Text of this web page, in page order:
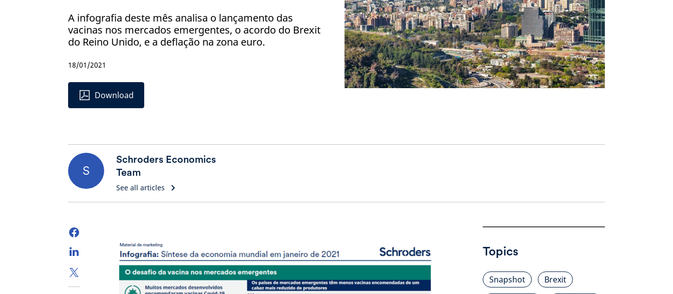
A infografia deste mês analisa o lançamento das
vacinas nos mercados emergentes, o acordo do Brexit
do Reino Unido, e a deflação na zona euro.
18/01/2021
Download
S
Schroders Economics
Team
See all articles
Topics
Snapshot
Brexit